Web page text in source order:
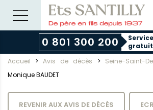
0 801 300 200
gratuit
Accueil >Avis de décès > Seine-Saint-
Monique BAUDET
REVENIR AUX AVIS DE DÉCÈS